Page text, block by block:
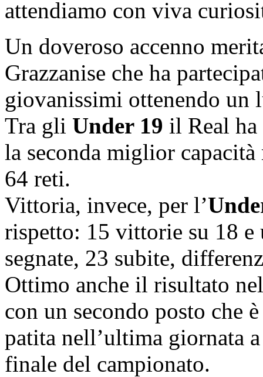
attendiamo con viva
Un doveroso accenno
Grazzanise che ha
giovanissimi ottenendo un
Tra gli Under 19 il Real
la seconda miglior
64 reti.
Vittoria, invece, per l’
rispetto: 15 vittorie su 18 e
segnate, 23 subite,
Ottimo anche il risultato
con un secondo posto che
patita nell’ultima giornata
finale del campionato.